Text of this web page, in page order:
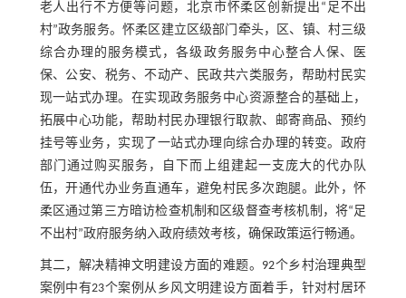
老人出行不方便等问题，北京市怀柔区创新提出“足不出
村”政务服务。怀柔区建立区级部门牵头，区、镇、村三级
综合办理的服务模式，各级政务服务中心整合人保、医
保、公安、税务、不动产、民政共六类服务，帮助村民实
现一站式办理。在实现政务服务中心资源整合的基础上，
拓展中心功能，帮助村民办理银行取款、邮寄商品、预约
挂号等业务，实现了一站式办理向综合办理的转变。政府
部门通过购买服务，自下而上组建起一支庞大的代办队
伍，开通代办业务直通车，避免村民多次跑腿。此外，怀
柔区通过第三方暗访检查机制和区级督查考核机制，将“足
不出村”政府服务纳入政府绩效考核，确保政策运行畅通。
其二，解决精神文明建设方面的难题。92个乡村治理典型
案例中有23个案例从乡风文明建设方面着手，针对村居环